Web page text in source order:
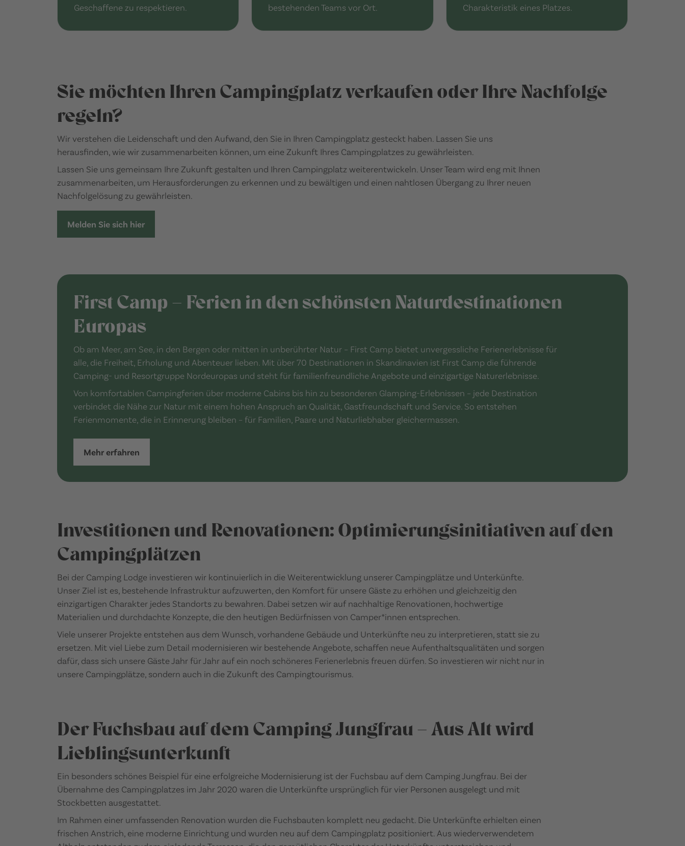
Geschaffene zu respektieren.
bestehenden Teams vor Ort.
Charakteristik eines Platzes.
Sie möchten Ihren Campingplatz verkaufen oder Ihre Nachfolge
regeln?
Wir verstehen die Leidenschaft und den Aufwand, den Sie in Ihren Campingplatz gesteckt haben. Lassen Sie uns
herausfinden, wie wir zusammenarbeiten können, um eine Zukunft Ihres Campingplatzes zu gewährleisten.
Lassen Sie uns gemeinsam Ihre Zukunft gestalten und Ihren Campingplatz weiterentwickeln. Unser Team wird eng mit Ihnen
zusammenarbeiten, um Herausforderungen zu erkennen und zu bewältigen und einen nahtlosen Übergang zu Ihrer neuen
Nachfolgelösung zu gewährleisten.
Melden Sie sich hier
First Camp – Ferien in den schönsten Naturdestinationen
Europas
Ob am Meer, am See, in den Bergen oder mitten in unberührter Natur – First Camp bietet unvergessliche Ferienerlebnisse für
alle, die Freiheit, Erholung und Abenteuer lieben. Mit über 70 Destinationen in Skandinavien ist First Camp die führende
Camping- und Resortgruppe Nordeuropas und steht für familienfreundliche Angebote und einzigartige Naturerlebnisse.
Von komfortablen Campingferien über moderne Cabins bis hin zu besonderen Glamping-Erlebnissen – jede Destination
verbindet die Nähe zur Natur mit einem hohen Anspruch an Qualität, Gastfreundschaft und Service. So entstehen
Ferienmomente, die in Erinnerung bleiben – für Familien, Paare und Naturliebhaber gleichermassen.
Mehr erfahren
Investitionen und Renovationen: Optimierungsinitiativen auf den
Campingplätzen
Bei der Camping Lodge investieren wir kontinuierlich in die Weiterentwicklung unserer Campingplätze und Unterkünfte.
Unser Ziel ist es, bestehende Infrastruktur aufzuwerten, den Komfort für unsere Gäste zu erhöhen und gleichzeitig den
einzigartigen Charakter jedes Standorts zu bewahren. Dabei setzen wir auf nachhaltige Renovationen, hochwertige
Materialien und durchdachte Konzepte, die den heutigen Bedürfnissen von Camper*innen entsprechen.
Viele unserer Projekte entstehen aus dem Wunsch, vorhandene Gebäude und Unterkünfte neu zu interpretieren, statt sie zu
ersetzen. Mit viel Liebe zum Detail modernisieren wir bestehende Angebote, schaffen neue Aufenthaltsqualitäten und sorgen
dafür, dass sich unsere Gäste Jahr für Jahr auf ein noch schöneres Ferienerlebnis freuen dürfen. So investieren wir nicht nur in
unsere Campingplätze, sondern auch in die Zukunft des Campingtourismus.
Der Fuchsbau auf dem Camping Jungfrau – Aus Alt wird
Lieblingsunterkunft
Ein besonders schönes Beispiel für eine erfolgreiche Modernisierung ist der Fuchsbau auf dem Camping Jungfrau. Bei der
Übernahme des Campingplatzes im Jahr 2020 waren die Unterkünfte ursprünglich für vier Personen ausgelegt und mit
Stockbetten ausgestattet.
Im Rahmen einer umfassenden Renovation wurden die Fuchsbauten komplett neu gedacht. Die Unterkünfte erhielten einen
frischen Anstrich, eine moderne Einrichtung und wurden neu auf dem Campingplatz positioniert. Aus wiederverwendetem